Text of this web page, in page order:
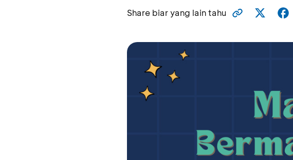
Share biar yang lain tahu